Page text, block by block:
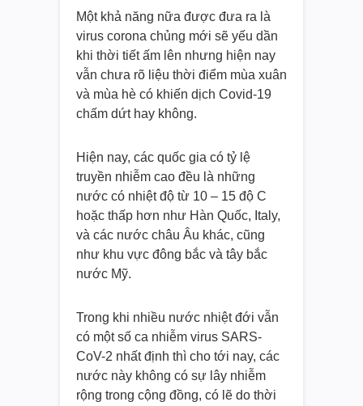
Một khả năng nữa được đưa ra là
virus corona chủng mới sẽ yếu dần
khi thời tiết ấm lên nhưng hiện nay
vẫn chưa rõ liệu thời điểm mùa xuân
và mùa hè có khiến dịch Covid-19
chấm dứt hay không.
Hiện nay, các quốc gia có tỷ lệ
truyền nhiễm cao đều là những
nước có nhiệt độ từ 10 – 15 độ C
hoặc thấp hơn như Hàn Quốc, Italy,
và các nước châu Âu khác, cũng
như khu vực đông bắc và tây bắc
nước Mỹ.
Trong khi nhiều nước nhiệt đới vẫn
có một số ca nhiễm virus SARS-
CoV-2 nhất định thì cho tới nay, các
nước này không có sự lây nhiễm
rộng trong cộng đồng, có lẽ do thời